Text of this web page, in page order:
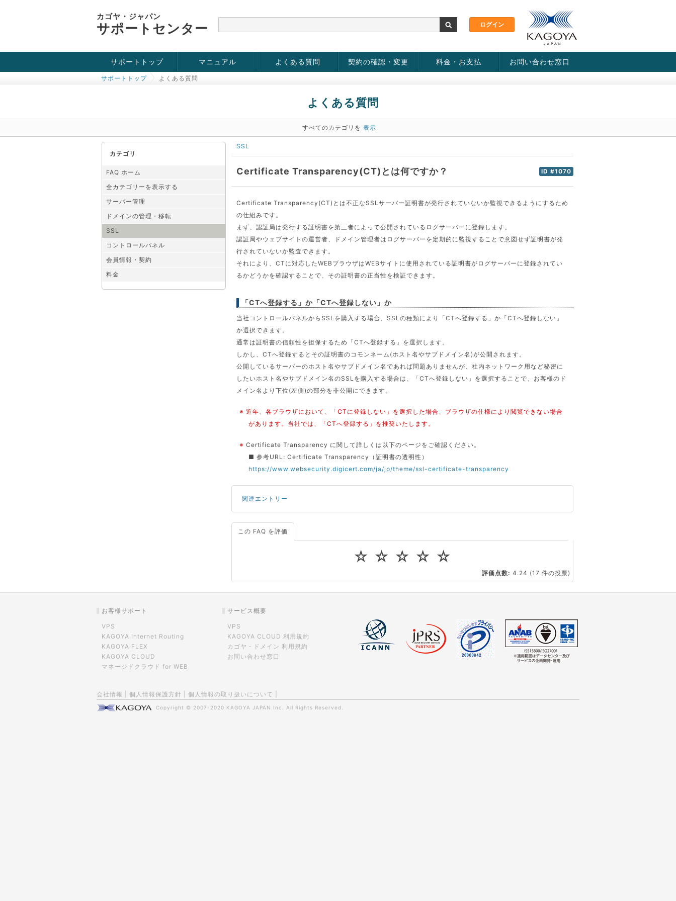
カゴヤ・ジャパン
サポートセンター
サポートトップ
お役立ち情報
チュートリアル
障害・メンテナンス情報
マニュアル よくある質問 契約の確認・変更 料金・お支払 お問い合わせ窓口
サポートトップ よくある質問
よくある質問
すべてのカテゴリを 表示
カテゴリ
FAQ ホーム
全カテゴリーを表示する
サーバー管理
ドメインの管理・移転
SSL
コントロールパネル
会員情報・契約
料金
SSL
ID #1070
Certificate Transparency(CT)とは何ですか？
Certificate Transparency(CT)とは不正なSSLサーバー証明書が発行されていないか監視できるようにするため
の仕組みです。
まず、認証局は発行する証明書を第三者によって公開されているログサーバーに登録します。
認証局やウェブサイトの運営者、ドメイン管理者はログサーバーを定期的に監視することで意図せず証明書が発
行されていないか監査できます。
それにより、CTに対応したWEBブラウザはWEBサイトに使用されている証明書がログサーバーに登録されてい
るかどうかを確認することで、その証明書の正当性を検証できます。
「CTへ登録する」か「CTへ登録しない」か
当社コントロールパネルからSSLを購入する場合、SSLの種類により「CTへ登録する」か「CTへ登録しない」
か選択できます。
通常は証明書の信頼性を担保するため「CTへ登録する」を選択します。
しかし、CTへ登録するとその証明書のコモンネーム(ホスト名やサブドメイン名)が公開されます。
公開しているサーバーのホスト名やサブドメイン名であれば問題ありませんが、社内ネットワーク用など秘密に
したいホスト名やサブドメイン名のSSLを購入する場合は、「CTへ登録しない」を選択することで、お客様のド
メイン名より下位(左側)の部分を非公開にできます。
※ 近年、各ブラウザにおいて、「CTに登録しない」を選択した場合、ブラウザの仕様により閲覧できない場合
があります。当社では、「CTへ登録する」を推奨いたします。
※ Certificate Transparency に関して詳しくは以下のページをご確認ください。
■ 参考URL: Certificate Transparency（証明書の透明性）
https://www.websecurity.digicert.com/ja/jp/theme/ssl-certificate-transparency
関連エントリー
サーバーが重いので調査してほしい
CPUやメモリをアップグレードしたい
この FAQ を評価
☆
☆
☆
☆
☆
評価点数: 4.24 (17 件の投票)
お客様サポート
VPS
KAGOYA Internet Routing
KAGOYA FLEX
KAGOYA CLOUD
マネージドクラウド for WEB
サービス概要
VPS
KAGOYA CLOUD 利用規約
カゴヤ・ドメイン 利用規約
お問い合わせ窓口
会社情報 個人情報保護方針 個人情報の取り扱いについて
Copyright © 2007-2020 KAGOYA JAPAN Inc. All Rights Reserved.